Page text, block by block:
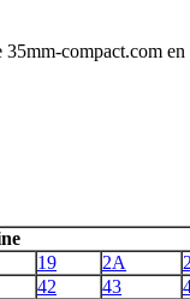
compact.com
19 2A
42 43